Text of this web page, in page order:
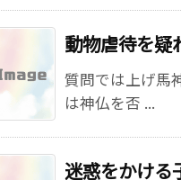
動物虐待を疑
質問では上げ馬
は神仏を否 ...
迷惑をかける